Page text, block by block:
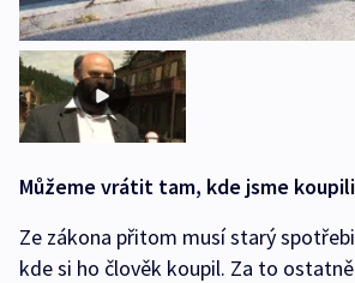
Můžeme vrátit tam, kde jsme koupili
Ze zákona přitom musí starý
kde si ho člověk koupil. Za to